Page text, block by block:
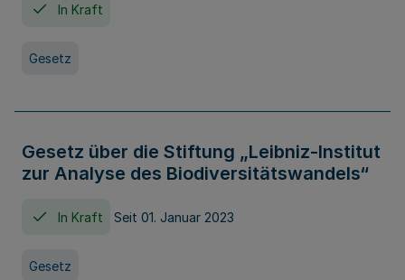
In Kraft
Gesetz
Gesetz über die Stiftung „Leibniz-Institut
zur Analyse des Biodiversitätswandels“
In Kraft Seit 01. Januar 2023
Gesetz